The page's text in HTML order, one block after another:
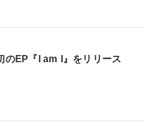
のEP『I am I』をリリース